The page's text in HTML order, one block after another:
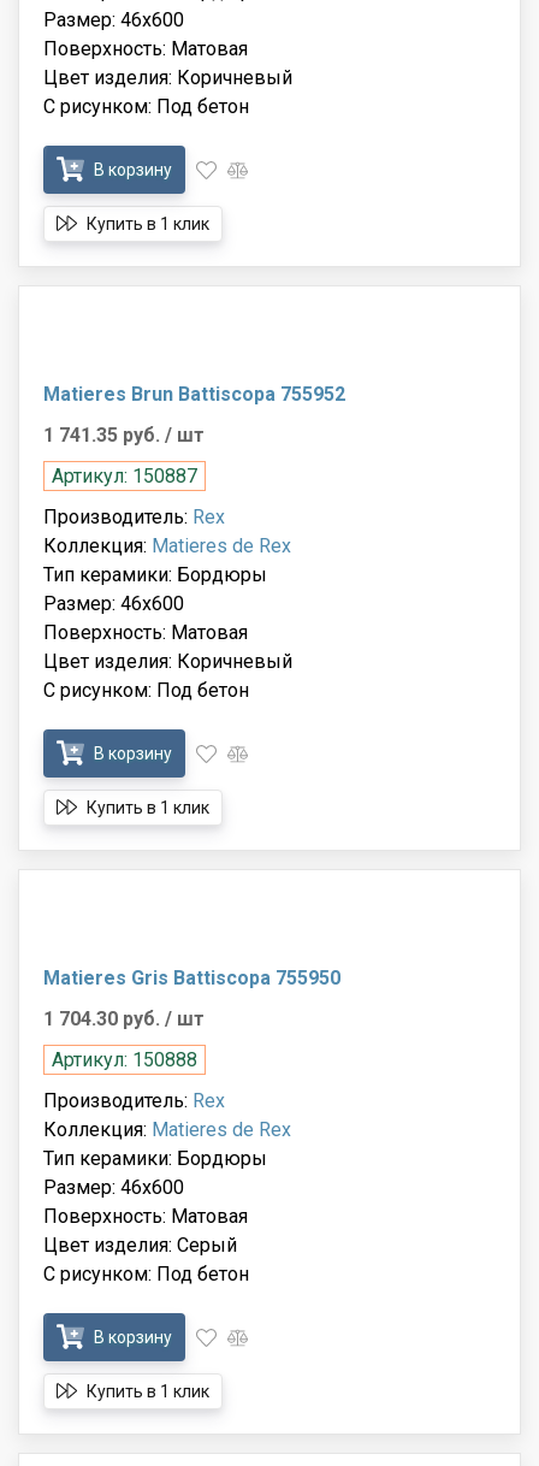
Размер: 46x600
Поверхность: Матовая
Цвет изделия: Коричневый
С рисунком: Под бетон
В корзину
Купить в 1 клик
Matieres Brun Battiscopa 755952
1 741.35 руб. / шт
Артикул: 150887
Производитель: Rex
Коллекция: Matieres de Rex
Тип керамики: Бордюры
Размер: 46x600
Поверхность: Матовая
Цвет изделия: Коричневый
С рисунком: Под бетон
В корзину
Купить в 1 клик
Matieres Gris Battiscopa 755950
1 704.30 руб. / шт
Артикул: 150888
Производитель: Rex
Коллекция: Matieres de Rex
Тип керамики: Бордюры
Размер: 46x600
Поверхность: Матовая
Цвет изделия: Серый
С рисунком: Под бетон
В корзину
Купить в 1 клик